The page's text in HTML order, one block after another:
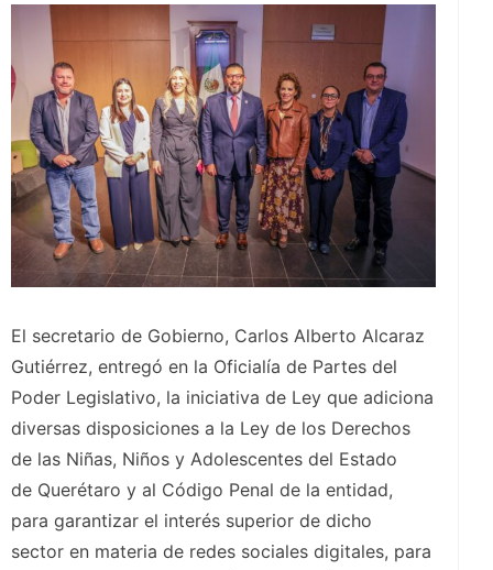
El secretario de Gobierno, Carlos Alberto Alcaraz
Gutiérrez, entregó en la Oficialía de Partes del
Poder Legislativo, la iniciativa de Ley que adiciona
diversas disposiciones a la Ley de los Derechos
de las Niñas, Niños y Adolescentes del Estado
de Querétaro y al Código Penal de la entidad,
para garantizar el interés superior de dicho
sector en materia de redes sociales digitales, para